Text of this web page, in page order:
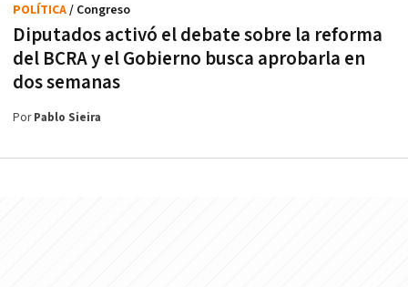
Diputados activó el debate sobre la reforma
del BCRA y el Gobierno busca aprobarla en
dos semanas
POLÍTICA/ Congreso
PorPablo Sieira